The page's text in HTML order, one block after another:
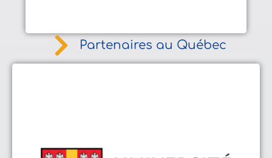
Partenaires au Québec